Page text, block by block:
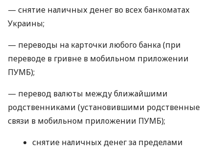
— снятие наличных денег во всех банкоматах
Украины;
— переводы на карточки любого банка (при
переводе в гривне в мобильном приложении
ПУМБ);
— перевод валюты между ближайшими
родственниками (установившими родственные
связи в мобильном приложении ПУМБ);
снятие наличных денег за пределами